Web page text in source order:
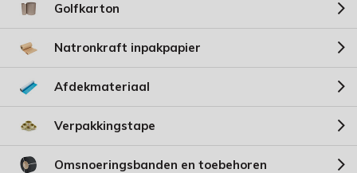
Golfkarton
Natronkraft inpakpapier
Afdekmateriaal
Verpakkingstape
Omsnoeringsbanden en toebehoren